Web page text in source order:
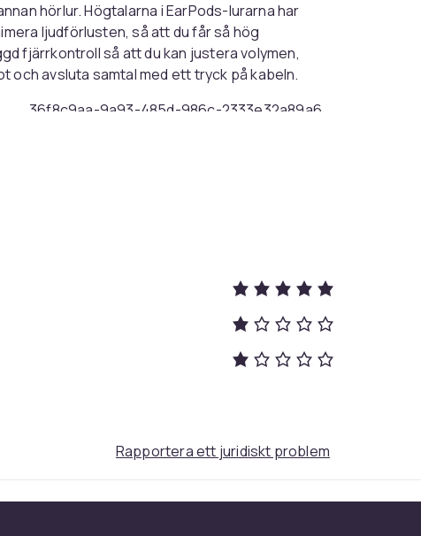
hörlur. Högtalarna i EarPods-lurarna har
ljudförlusten, så att du får så hög
fjärrkontroll så att du kan justera volymen,
och avsluta samtal med ett tryck på kabeln.
36f8c9aa-9a93-485d-986c-2333e32a89a6
Rapportera ett juridiskt problem